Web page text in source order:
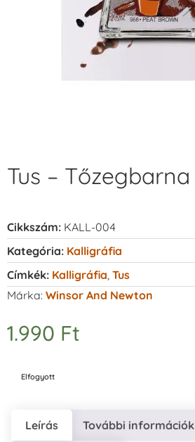
Tus – Tőzegbarna
Cikkszám: KALL-004
Kategória: Kalligráfia
Címkék: Kalligráfia Tus
Márka: Winsor And Newton
1.990 Ft
Elfogyott
Leírás További információk